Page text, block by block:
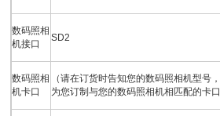
数码照相
机接口
SD2
数码照相
机卡口
（请在订货时告知您的数码照相机型号
为您订制与您的数码照相机相匹配的卡口